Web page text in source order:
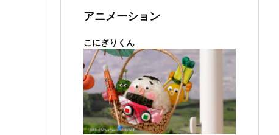
ー
アニメーション
こにぎりくん